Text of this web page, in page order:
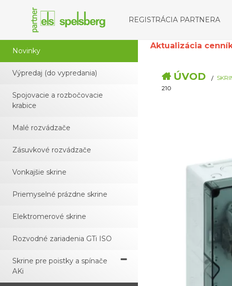
REGISTRÁCIA PARTNERA
Novinky
Výpredaj (do vypredania)
Spojovacie a rozbočovacie
krabice
Malé rozvádzače
Zásuvkové rozvádzače
Vonkajšie skrine
Priemyselné prázdne skrine
Elektromerové skrine
Rozvodné zariadenia GTi ISO
Skrine pre poistky a spínače
AKi
Aktualizácia
ÚVOD
210